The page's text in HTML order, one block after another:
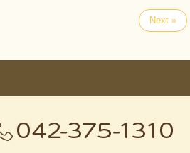
Next »